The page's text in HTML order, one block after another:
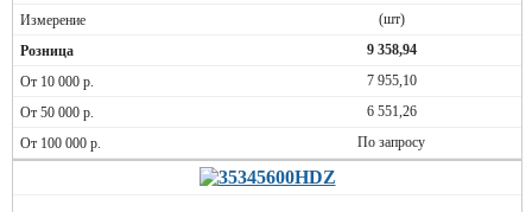
(шт)
9 358,94
7 955,10
6 551,26
По запросу